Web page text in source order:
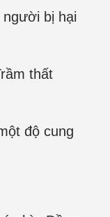
người bị hại
thất
độ cung